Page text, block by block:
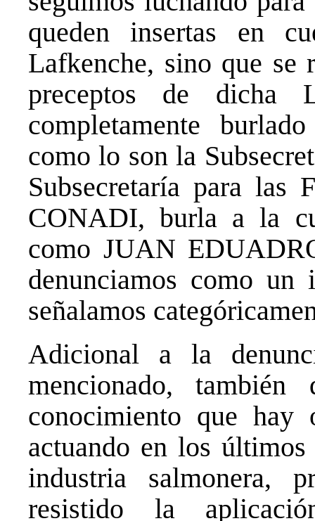
queden insertas en
Lafkenche, sino que se
preceptos de
completamente
como lo son la
Subsecretaría para las
CONADI, burla a la
como JUAN
denunciamos como
señalamos
Adicional a la
mencionado, también
conocimiento que hay
actuando en los
industria salmonera,
resistido la